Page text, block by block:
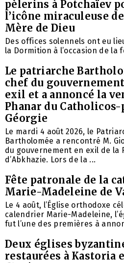
pèlerins à Potchaïev
l’icône miraculeuse
Mère de Dieu
Des offices solennels ont eu
la Dormition à l’occasion de la
Le patriarche
chef du
exil et a annoncé la
Phanar du
Géorgie
Le mardi 4 août 2026, le
Bartholomée a rencontré M.
du gouvernement en exil de la
d’Abkhazie. Lors de la ...
Fête patronale de la
Marie-Madeleine de
Le 4 août, l’Église orthodoxe
calendrier Marie-Madeleine,
fut l’une des premières à
Deux églises
restaurées à Kastoria